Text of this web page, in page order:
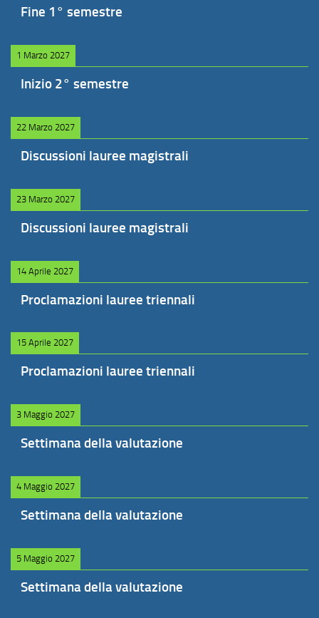
Fine 1° semestre
1 Marzo 2027
Inizio 2° semestre
22 Marzo 2027
Discussioni lauree magistrali
23 Marzo 2027
Discussioni lauree magistrali
14 Aprile 2027
Proclamazioni lauree triennali
15 Aprile 2027
Proclamazioni lauree triennali
3 Maggio 2027
Settimana della valutazione
4 Maggio 2027
Settimana della valutazione
5 Maggio 2027
Settimana della valutazione